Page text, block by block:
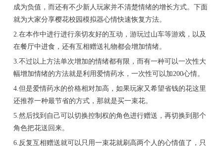
成为负值，而还有不少新人玩家并不清楚情绪的增长方式。下面
就为大家分享樱花校园模拟器心情快速恢复方法。
2.在本作中进行进行亲切友好的互动，游玩过山车等游戏，以及
在餐厅中进食，还有互相赠送礼物都会增加情绪。
3.不过以上方法单次增加的情绪都有限，而有一种可以一次性大
幅增加情绪的方法就是利用爱情药水，一次性可以加200心情。
4.但是爱情药水的价格相对加高，如果玩家又希望省钱的花这里
还推荐一种最节省的方式，那就是买一束花。
5.然后找到自己可以切换控制权的角色进行赠送，再切换到那个
角色把花送回来。
6.反复互相赠送就可以只用一束花就刷高两个人的心情值了，只